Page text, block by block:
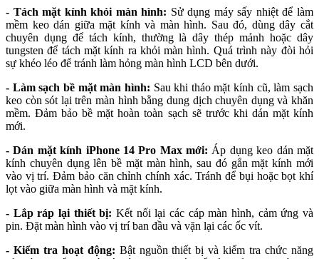
- Tách mặt kính khỏi màn hình: Sử dụng máy sấy nhiệt để làm
mềm keo dán giữa mặt kính và màn hình. Sau đó, dùng dây cắt
chuyên dụng để tách kính, thường là dây thép mảnh hoặc dây
tungsten để tách mặt kính ra khỏi màn hình. Quá trình này đòi hỏi
sự khéo léo để tránh làm hỏng màn hình LCD bên dưới.
- Làm sạch bề mặt màn hình: Sau khi tháo mặt kính cũ, làm sạch
keo còn sót lại trên màn hình bằng dung dịch chuyên dụng và khăn
mềm. Đảm bảo bề mặt hoàn toàn sạch sẽ trước khi dán mặt kính
mới.
- Dán mặt kính iPhone 14 Pro Max mới: Áp dụng keo dán mặt
kính chuyên dụng lên bề mặt màn hình, sau đó gắn mặt kính mới
vào vị trí. Đảm bảo căn chỉnh chính xác. Tránh để bụi hoặc bọt khí
lọt vào giữa màn hình và mặt kính.
- Lắp ráp lại thiết bị: Kết nối lại các cáp màn hình, cảm ứng và
pin. Đặt màn hình vào vị trí ban đầu và vặn lại các ốc vít.
- Kiểm tra hoạt động: Bật nguồn thiết bị và kiểm tra chức năng